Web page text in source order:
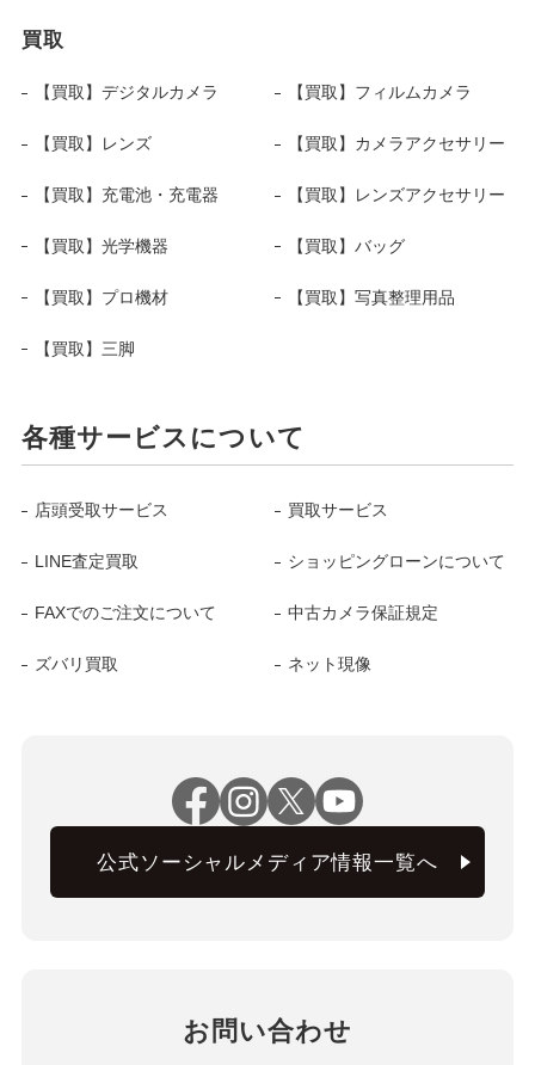
買取
【買取】デジタルカメラ 【買取】フィルムカメラ
【買取】レンズ 【買取】カメラアクセサリー
【買取】充電池・充電器 【買取】レンズアクセサリー
【買取】光学機器 【買取】バッグ
【買取】プロ機材 【買取】写真整理用品
【買取】三脚
各種サービスについて
店頭受取サービス 買取サービス
LINE査定買取 ショッピングローンについて
FAXでのご注文について 中古カメラ保証規定
ズバリ買取 ネット現像
公式ソーシャルメディア情報一覧へ
お問い合わせ